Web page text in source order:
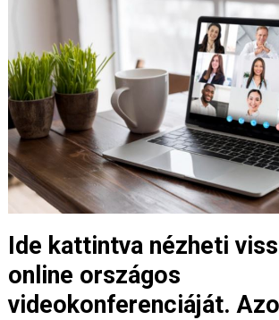
Ide kattintva nézheti
online országos
videokonferenciáját.